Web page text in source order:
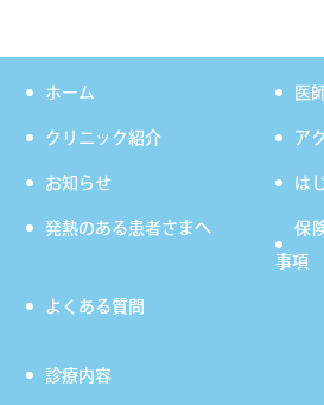
ホーム 医
クリニック紹介 ア
お知らせ は
発熱のある患者さまへ
保
事項
よくある質問
診療内容